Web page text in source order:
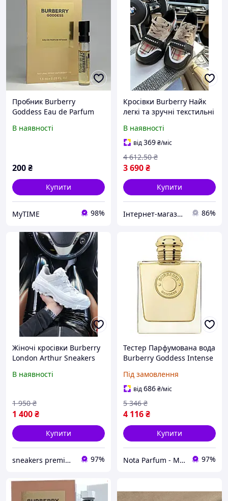
Пробник Burberry
Goddess Eau de Parfum
Барберрі Барбері Годдесс
В наявності
200₴
Купити
MyTIME 98%
Кросівки Burberry Найк
легкі та зручні текстильні
весни літа осені розміри
40-44 комплект
В наявності
від369₴/міс
3 690₴
4 612.50 ₴
Купити
Інтернет-магазин Cool Top 86%
Жіночі кросівки Burberry
London Arthur Sneakers
текстильі трендові кроси
В наявності
1 400₴
1 950 ₴
Купити
sneakers premium 97%
Тестер Парфумована вода
Burberry Goddess Intense
0020)
Під замовлення
від686₴/міс
4 116₴
5 346 ₴
Купити
Nota Parfum - Магазин оригінальної парфумерії оптом та в роздріб 97%